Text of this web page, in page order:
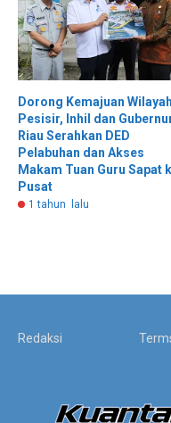
Dorong Kemajuan Wilayah
Pesisir, Inhil dan
Riau Serahkan DED
Pelabuhan dan Akses
Makam Tuan Guru Sapat
Pusat
1 tahun lalu
Redaksi